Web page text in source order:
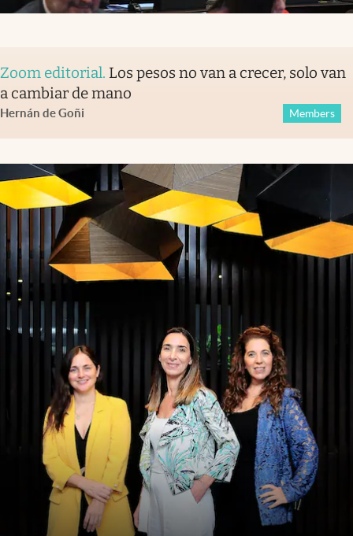
Zoom editorial. Los pesos no van a crecer, solo van
a cambiar de mano
Hernán de Goñi Members